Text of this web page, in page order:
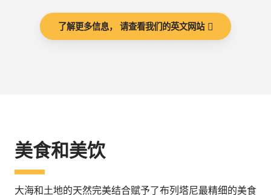
了解更多信息， 请查看我们的英文网站
美食和美饮
大海和土地的天然完美结合赋予了布列塔尼最精细的美食